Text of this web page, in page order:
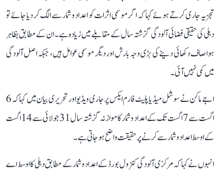
تجزیہ جاری کرتے ہوئے کہا کہ اگر موسمی اثرات کو اعداد و شمار سے الگ کر دیا جائے تو
دہلی کی حقیقی فضائی آلودگی گزشتہ سال کے مقابلے میں زیادہ ہے۔ ان کے مطابق بظاہر
ہوا صاف دکھائی دینے کی بڑی وجہ بارش اور دیگر موسمی عوامل ہیں، جبکہ اصل آلودگی
میں کمی نہیں آئی۔
اجے ماکن نے سوشل میڈیا پلیٹ فارم ایکس پر جاری ویڈیو اور تحریری بیان میں کہا کہ 6
اگست سے 7 اگست تک کے اعداد و شمار کا موازنہ گزشتہ سال 31 جولائی سے 14 اگست
کے اوسط اعداد و شمار سے کرنے پر حقیقت واضح ہو جاتی ہے۔
انہوں نے کہا کہ مرکزی آلودگی کنٹرول بورڈ کے اعداد و شمار کے مطابق دہلی کا اوسط اے